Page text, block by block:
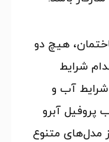
هیچ دو
شرایط
آب‌ و
پروفیل آبرو
مدل‌های متنوع